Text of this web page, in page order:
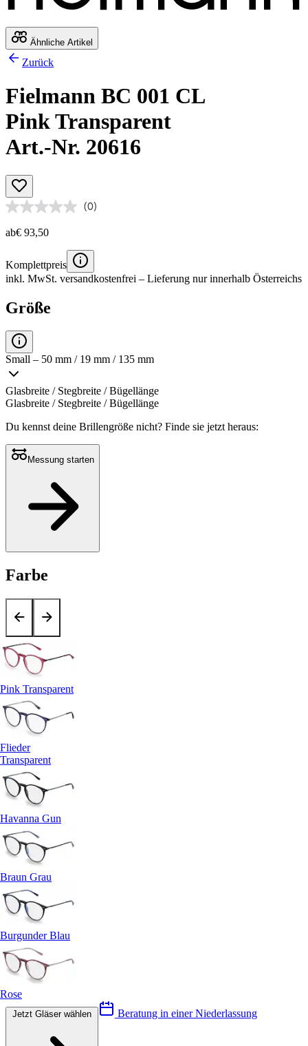
Ähnliche Artikel
Zurück
Fielmann BC 001 CL
Pink Transparent
Art.-Nr. 20616
(0)
ab€ 93,50
Komplettpreis
inkl. MwSt. versandkostenfrei – Lieferung nur innerhalb Österreichs
Größe
Small – 50 mm / 19 mm / 135 mm
Glasbreite / Stegbreite / Bügellänge
Glasbreite / Stegbreite / Bügellänge
Du kennst deine Brillengröße nicht? Finde sie jetzt heraus:
Messung starten
Farbe
Pink Transparent
Flieder
Transparent
Havanna Gun
Braun Grau
Burgunder Blau
Rose
Beratung in einer Niederlassung